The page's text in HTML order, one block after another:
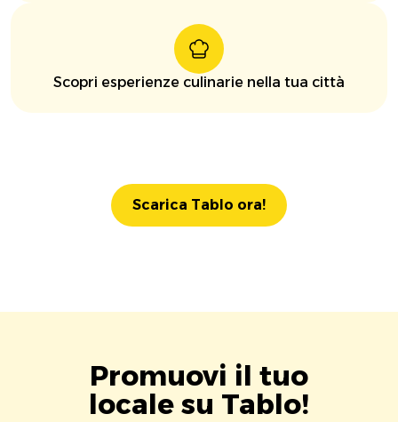
Scopri esperienze culinarie nella tua città
Scarica Tablo ora!
Promuovi il tuo
locale su Tablo!